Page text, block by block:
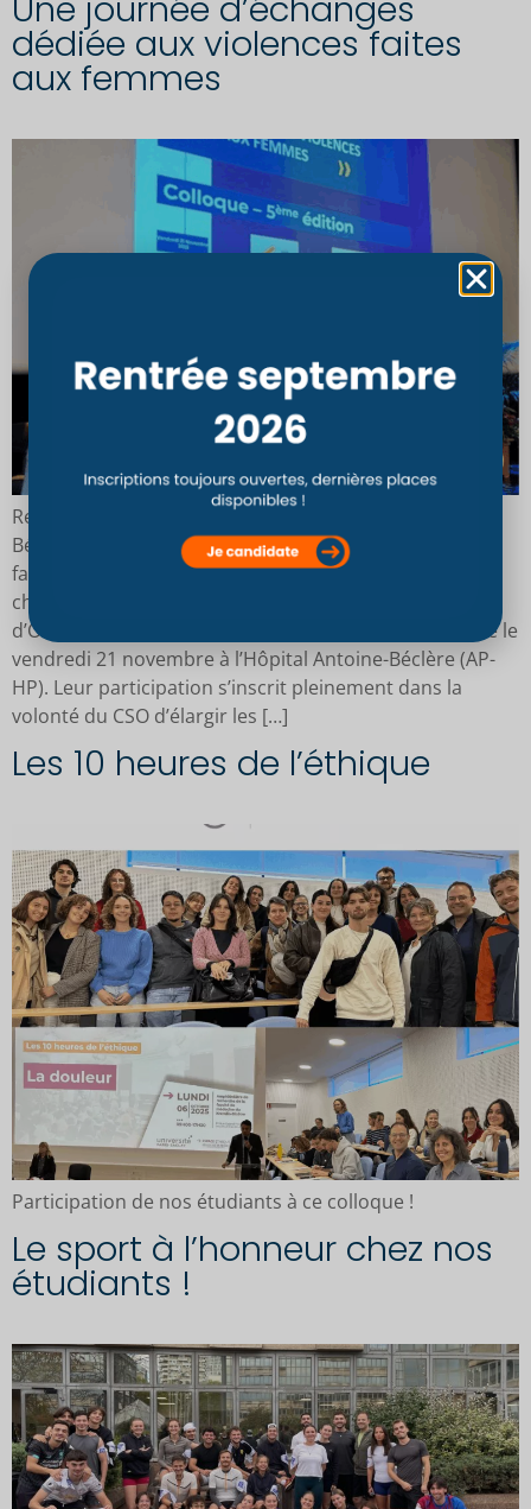
dédiée aux violences faites
aux femmes
Retour sur le colloque du 21 novembre à l’Hôpital
Béclère : une journée d’échanges dédiée aux violences
faites aux femmes Des professeurs, enseignants-
chercheurs et étudiants du Conservatoire Supérieur
d’Ostéopathie (CSO) ont assisté à ce colloque organisé le
vendredi 21 novembre à l’Hôpital Antoine-Béclère (AP-
HP). Leur participation s’inscrit pleinement dans la
volonté du CSO d’élargir les […]
Les 10 heures de l’éthique
Participation de nos étudiants à ce colloque !
Le sport à l’honneur chez nos
étudiants !